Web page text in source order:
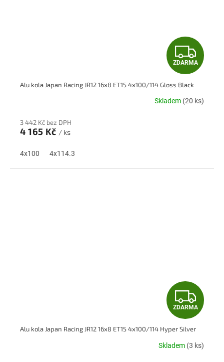
Z
D
A
ZDARMA
Alu kola Japan Racing JR12 16x8 ET15 4x100/114 Gloss Black
Skladem (20 ks)
3 442 Kč bez DPH
4 165 Kč / ks
4x100 4x114.3
Z
D
A
ZDARMA
Alu kola Japan Racing JR12 16x8 ET15 4x100/114 Hyper Silver
Skladem (3 ks)